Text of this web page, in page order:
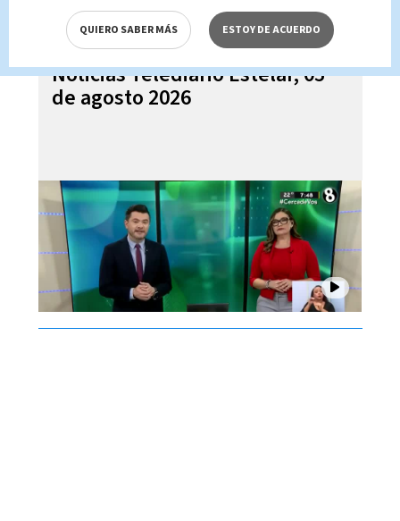
Noticias Telediario Estelar, 05
de agosto 2026
QUIERO SABER MÁS ESTOY DE ACUERDO